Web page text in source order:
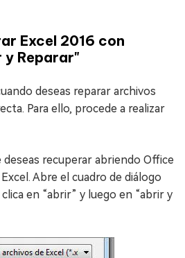
Excel 2016 con
y Reparar"
deseas reparar archivos
Para ello, procede a realizar
deseas recuperar abriendo Office
Abre el cuadro de diálogo
en “abrir” y luego en “abrir y